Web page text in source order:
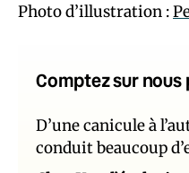
Photo d’illustration :
Comptez sur
D’une canicule à
conduit beaucoup